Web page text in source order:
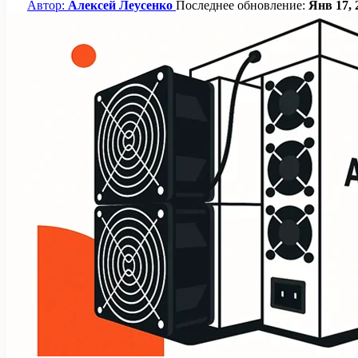
Автор: Алексей Леусенко Последнее обновление: Янв 17,